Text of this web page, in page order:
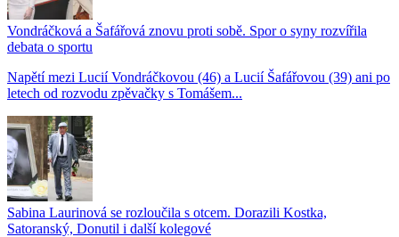
Vondráčková a Šafářová znovu proti sobě. Spor o syny rozvířila
debata o sportu
Napětí mezi Lucií Vondráčkovou (46) a Lucií Šafářovou (39) ani po
letech od rozvodu zpěvačky s Tomášem...
Sabina Laurinová se rozloučila s otcem. Dorazili Kostka,
Satoranský, Donutil i další kolegové